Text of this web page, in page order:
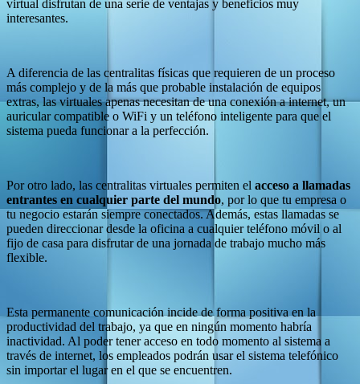
virtual disfrutan de una serie de ventajas y beneficios muy
interesantes.
A diferencia de las centralitas físicas que requieren de un proceso
más complejo y de la más que probable instalación de equipos
extras, las virtuales apenas necesitan de una conexión a internet, un
auricular compatible o WiFi y un teléfono inteligente para que el
sistema pueda funcionar a la perfección.
Por otro lado, las centralitas virtuales permiten el acceso a llamadas
entrantes en cualquier parte del mundo, por lo que tu empresa o
tu negocio estarán siempre conectados. Además, estas llamadas se
pueden direccionar desde la oficina a cualquier teléfono móvil o al
fijo de casa para disfrutar de una jornada de trabajo mucho más
flexible.
Esta permanente comunicación incide de forma positiva en la
productividad del trabajo, ya que en ningún momento habría
inactividad. Al poder tener acceso en todo momento al sistema a
través de internet, los empleados podrán usar el sistema telefónico
sin importar el lugar en el que se encuentren.